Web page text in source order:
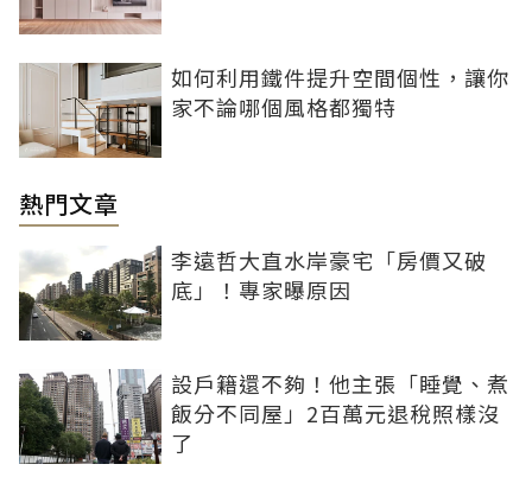
如何利用鐵件提升空間個性，讓你
家不論哪個風格都獨特
熱門文章
李遠哲大直水岸豪宅「房價又破
底」！專家曝原因
設戶籍還不夠！他主張「睡覺、煮
飯分不同屋」2百萬元退稅照樣沒
了